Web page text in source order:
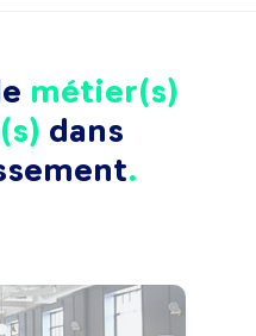
métier(s)
dans